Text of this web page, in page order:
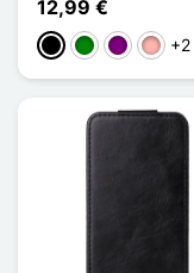
12,99 €
MustaVihreäVioletOr Rose
+2